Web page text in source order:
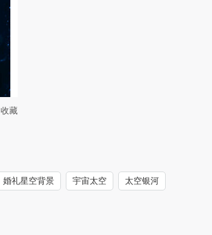
收藏
婚礼星空背景 宇宙太空 太空银河